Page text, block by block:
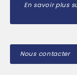
En savoir plus
Nous contacter